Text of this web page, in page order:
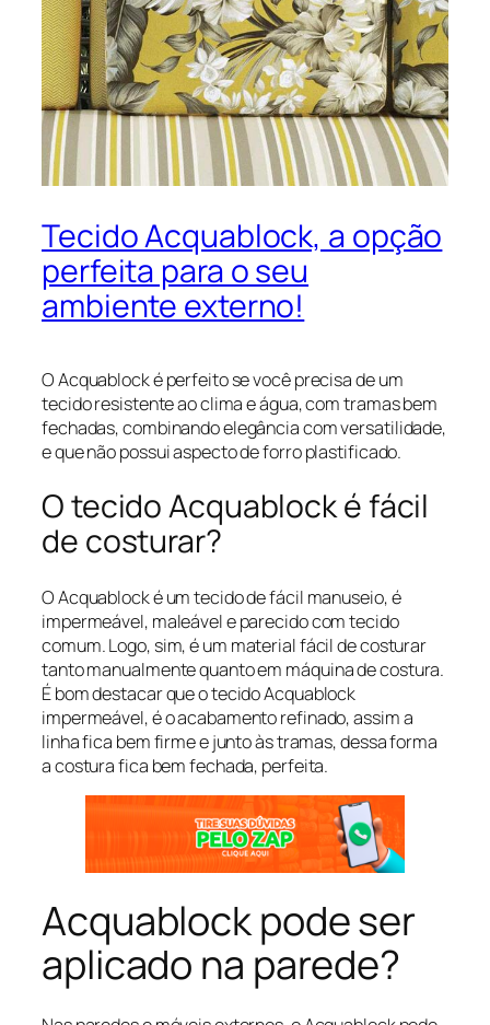
Tecido Acquablock, a opção
perfeita para o seu
ambiente externo!
O Acquablock é perfeito se você precisa de um
tecido resistente ao clima e água, com tramas bem
fechadas, combinando elegância com versatilidade,
e que não possui aspecto de forro plastificado.
O tecido Acquablock é fácil
de costurar?
O Acquablock é um tecido de fácil manuseio, é
impermeável, maleável e parecido com tecido
comum. Logo, sim, é um material fácil de costurar
tanto manualmente quanto em máquina de costura.
É bom destacar que o tecido Acquablock
impermeável, é o acabamento refinado, assim a
linha fica bem firme e junto às tramas, dessa forma
a costura fica bem fechada, perfeita.
Acquablock pode ser
aplicado na parede?